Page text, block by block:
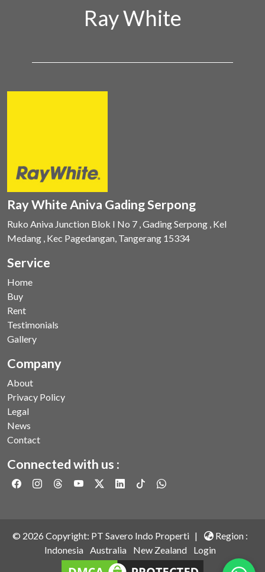
Ray White
Ray White Aniva Gading Serpong
Ruko Aniva Junction Blok I No 7 , Gading Serpong , Kel
Medang , Kec Pagedangan, Tangerang 15334
Service
Home
Buy
Rent
Testimonials
Gallery
Company
About
Privacy Policy
Legal
News
Contact
Connected with us :
© 2026 Copyright: PT Savero Indo Properti |
Region :
Indonesia Australia New Zealand Login